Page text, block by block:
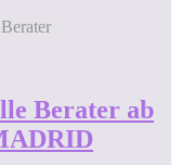
Berater ab